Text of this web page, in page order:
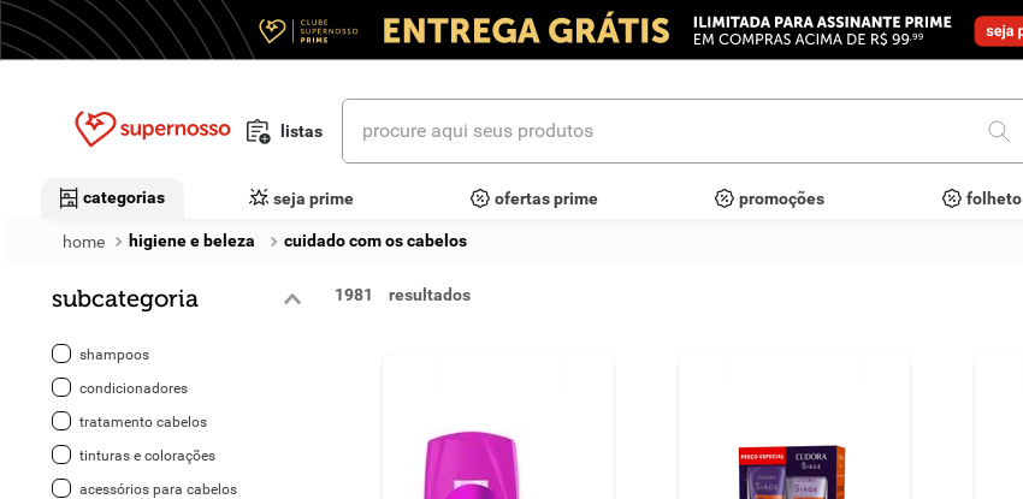
listas
procure aqui seus produtos
categorias seja prime ofertas prime promoções folheto
higiene e beleza cuidado com os cabelos
subcategoria
shampoos
condicionadores
tratamento cabelos
tinturas e colorações
acessórios para cabelos
1981
termos mais buscados